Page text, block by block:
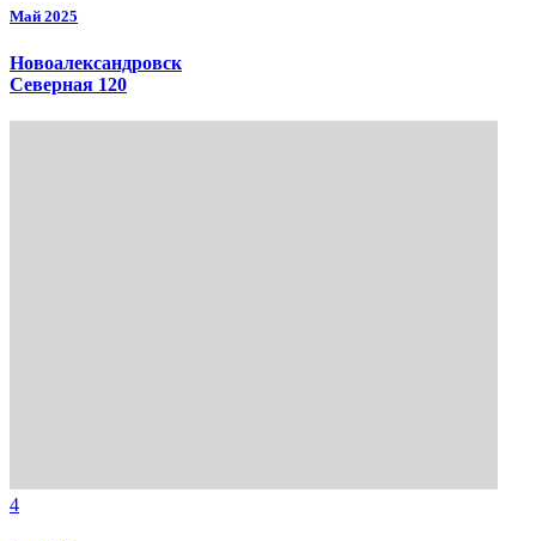
Май 2025
Новоалександровск
Северная 120
4